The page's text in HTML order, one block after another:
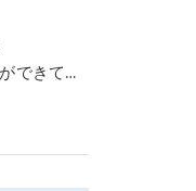
『画面にシミができてしまったのも直せますか？』豊中市南桜塚より画面修理でご来店♪【iPhone11Pro】